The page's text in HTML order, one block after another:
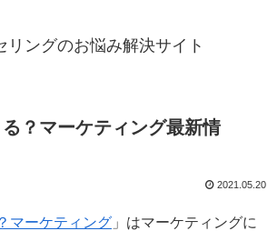
リングのお悩み解決サイト
？マーケティング最新情
2021.05.20
マーケティング 」はマーケティングに